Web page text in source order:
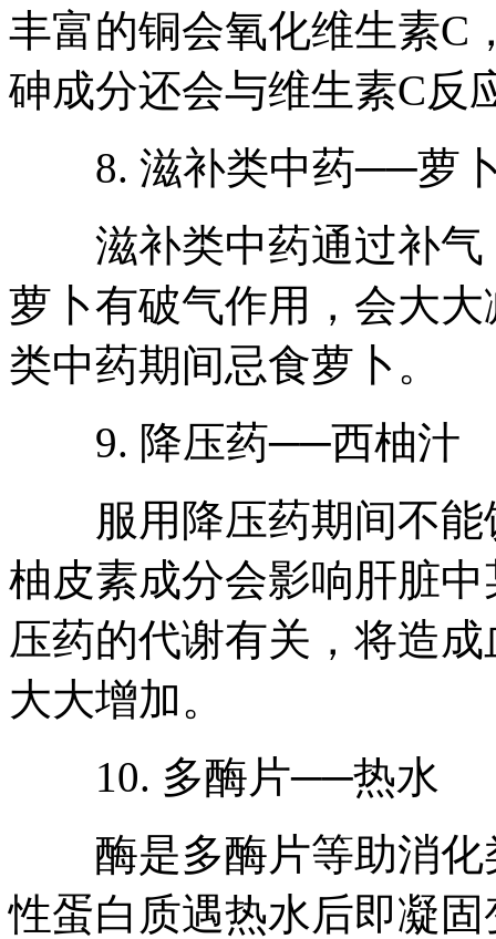
丰富的铜会氧化维生素C
砷成分还会与维生素C反
8. 滋补类中药──萝
滋补类中药通过补气
萝卜有破气作用，会大
类中药期间忌食萝卜。
9. 降压药──西柚汁
服用降压药期间不能
柚皮素成分会影响肝脏
压药的代谢有关，将造
大大增加。
10. 多酶片──热水
酶是多酶片等助消化
性蛋白质遇热水后即凝